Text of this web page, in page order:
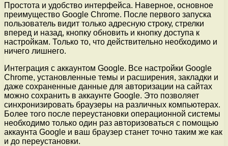
Простота и удобство интерфейса. Наверное, основное
преимущество Google Chrome. После первого запуска
пользователь видит только адресную строку, стрелки
вперед и назад, кнопку обновить и кнопку доступа к
настройкам. Только то, что действительно необходимо и
ничего лишнего.
Интеграция с аккаунтом Google. Все настройки Google
Chrome, установленные темы и расширения, закладки и
даже сохраненные данные для авторизации на сайтах
можно сохранить в аккаунте Google. Это позволяет
синхронизировать браузеры на различных компьютерах.
Более того после переустановки операционной системы
необходимо только один раз авторизоваться с помощью
аккаунта Google и ваш браузер станет точно таким же как
и до переустановки.